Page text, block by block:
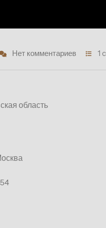
Нет комментариев 1
область